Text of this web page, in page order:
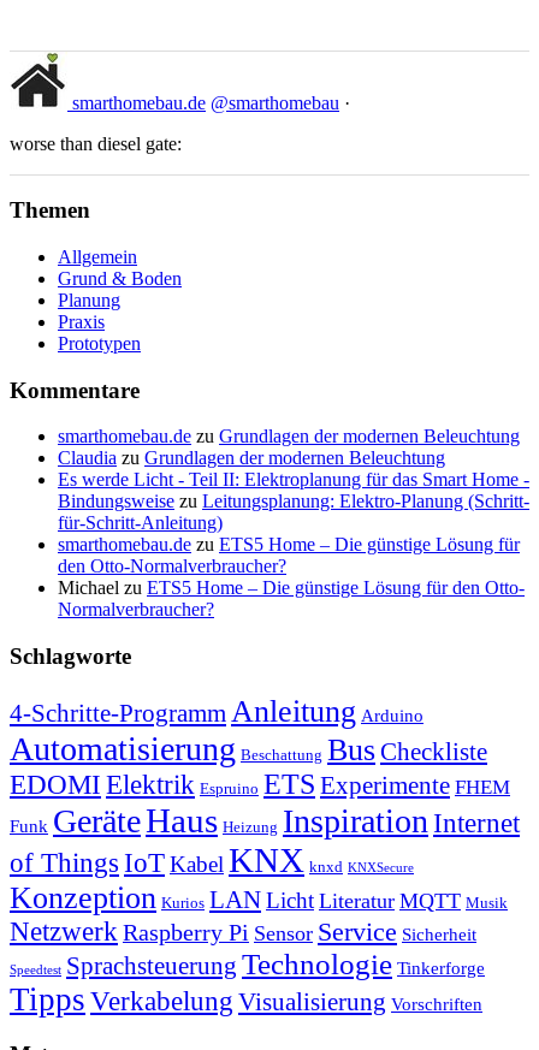
smarthomebau.de @smarthomebau ·
worse than diesel gate:
Themen
Allgemein
Grund & Boden
Planung
Praxis
Prototypen
Kommentare
smarthomebau.de zu Grundlagen der modernen Beleuchtung
Claudia zu Grundlagen der modernen Beleuchtung
Es werde Licht - Teil II: Elektroplanung für das Smart Home -
Bindungsweise zu Leitungsplanung: Elektro-Planung (Schritt-
für-Schritt-Anleitung)
smarthomebau.de zu ETS5 Home – Die günstige Lösung für
den Otto-Normalverbraucher?
Michael zu ETS5 Home – Die günstige Lösung für den Otto-
Normalverbraucher?
Schlagworte
4-Schritte-Programm Anleitung Arduino
Automatisierung Beschattung BusCheckliste
EDOMI Elektrik Espruino ETS Experimente FHEM
Funk GeräteHaus Heizung Inspiration Internet
of Things IoTKabel KNX knxd KNXSecure
Konzeption Kurios LANLicht Literatur MQTT Musik
Netzwerk Raspberry Pi Sensor Service Sicherheit
Speedtest Sprachsteuerung Technologie Tinkerforge
Tipps Verkabelung Visualisierung Vorschriften